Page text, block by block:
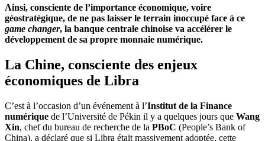
Ainsi, consciente de l’importance économique, voire
géostratégique, de ne pas laisser le terrain inoccupé face à ce
game changer, la banque centrale chinoise va accélérer le
développement de sa propre monnaie numérique.
La Chine, consciente des enjeux
économiques de Libra
C’est à l’occasion d’un événement à l’Institut de la Finance
numérique de l’Université de Pékin il y a quelques jours que Wang
Xin, chef du bureau de recherche de la PBoC (People’s Bank of
China), a déclaré que si Libra était massivement adoptée, cette